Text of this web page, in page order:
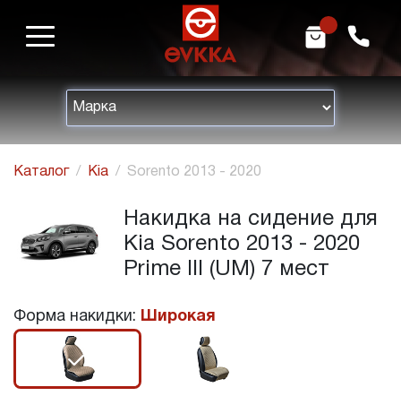
h m
Каталог Kia Sorento 2013 - 2020
Накидка на сидение для
Kia Sorento 2013 - 2020
Prime III (UM) 7 мест
Форма накидки: Широкая
r